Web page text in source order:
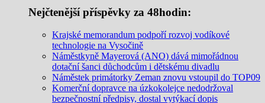
Nejčtenější příspěvky za 48hodin:
Krajské memorandum podpoří rozvoj vodíkové
technologie na Vysočině
Náměstkyně Mayerová (ANO) dává mimořádnou
dotační šanci důchodcům i dětskému divadlu
Náměstek primátorky Zeman znovu vstoupil do TOP09
Komerční dopravce na úzkokolejce nedodržoval
bezpečnostní předpisy, dostal vytýkací dopis